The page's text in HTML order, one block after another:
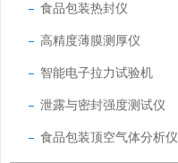
食品包装热封仪
高精度薄膜测厚仪
智能电子拉力试验机
泄露与密封强度测试仪
食品包装顶空气体分析仪